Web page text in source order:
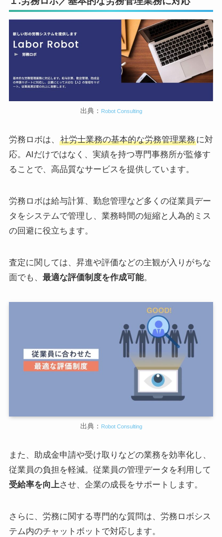
出典： Robot Consulting
労務ロボは、 社労士業務の基本的な労務管理業務に対
応。AIだけではなく、実績を持つ専門事務所が監修す
ることで、高品質なサービスを提供しています。
労務ロボは給与計算、勤怠管理など多くの従業員デー
タをシステムで管理し、業務時間の短縮と人為的ミス
の回避に役立ちます。
査定に関しては、昇進や評価などの主観が入りがちな
面でも、 最適な評価制度を作成可能。
出典： Robot Consulting
また、助成金申請や受け取りなどの業務を効率化し、
従業員の負担を軽減。従業員の管理データを利用して
受給率を向上させ、企業の成長をサポートします。
さらに、労務に関する専門的な質問は、労務ロボシス
テム内のチャットボットで対応します。